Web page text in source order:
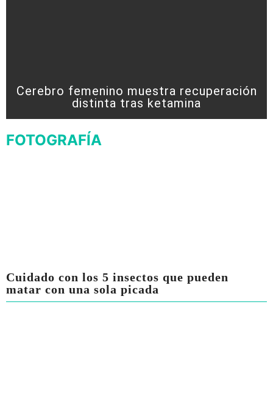
Cerebro femenino muestra recuperación
distinta tras ketamina
FOTOGRAFÍA
Cuidado con los 5 insectos que pueden
matar con una sola picada